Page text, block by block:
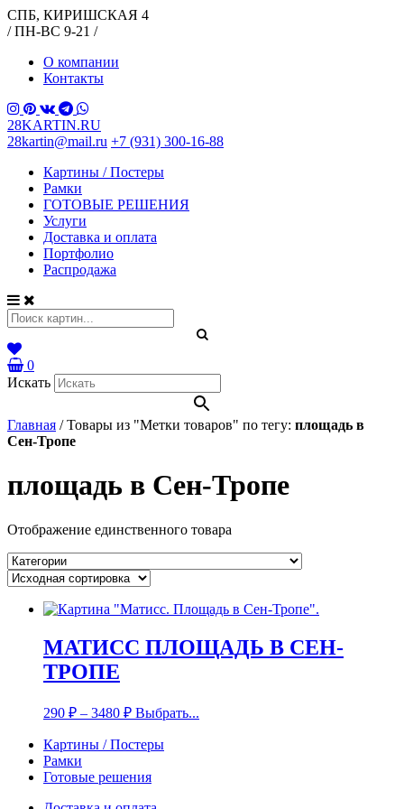
СПБ, КИРИШСКАЯ 4
/ ПН-ВС 9-21 /
О компании
Контакты
28KARTIN.RU
28kartin@mail.ru +7 (931) 300-16-88
Картины / Постеры
Рамки
ГОТОВЫЕ РЕШЕНИЯ
Услуги
Доставка и оплата
Портфолио
Распродажа
0
Искать
Главная /Товары из "Метки товаров" по тегу: площадь в
Сен-Тропе
площадь в Сен-Тропе
Отображение единственного товара
МАТИСС ПЛОЩАДЬ В СЕН-
ТРОПЕ
290 ₽ – 3480 ₽ Выбрать...
Картины / Постеры
Рамки
Готовые решения